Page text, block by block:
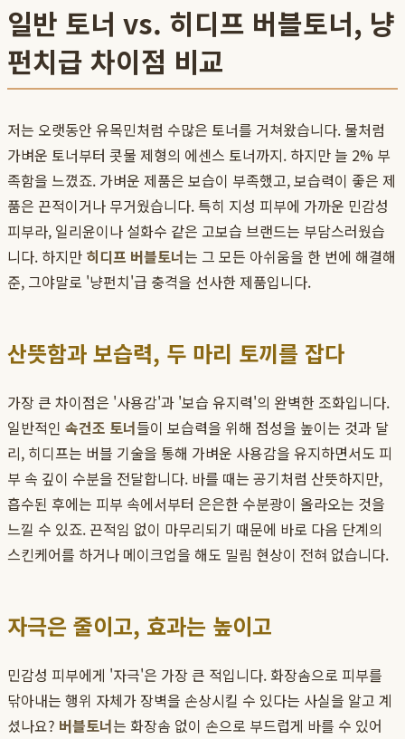
일반 토너 vs. 히디프 버블토너, 냥
펀치급 차이점 비교
저는 오랫동안 유목민처럼 수많은 토너를 거쳐왔습니다. 물처럼
가벼운 토너부터 콧물 제형의 에센스 토너까지. 하지만 늘 2% 부
족함을 느꼈죠. 가벼운 제품은 보습이 부족했고, 보습력이 좋은 제
품은 끈적이거나 무거웠습니다. 특히 지성 피부에 가까운 민감성
피부라, 일리윤이나 설화수 같은 고보습 브랜드는 부담스러웠습
니다. 하지만 히디프 버블토너는 그 모든 아쉬움을 한 번에 해결해
준, 그야말로 '냥펀치'급 충격을 선사한 제품입니다.
산뜻함과 보습력, 두 마리 토끼를 잡다
가장 큰 차이점은 '사용감'과 '보습 유지력'의 완벽한 조화입니다.
일반적인 속건조 토너들이 보습력을 위해 점성을 높이는 것과 달
리, 히디프는 버블 기술을 통해 가벼운 사용감을 유지하면서도 피
부 속 깊이 수분을 전달합니다. 바를 때는 공기처럼 산뜻하지만,
흡수된 후에는 피부 속에서부터 은은한 수분광이 올라오는 것을
느낄 수 있죠. 끈적임 없이 마무리되기 때문에 바로 다음 단계의
스킨케어를 하거나 메이크업을 해도 밀림 현상이 전혀 없습니다.
자극은 줄이고, 효과는 높이고
민감성 피부에게 '자극'은 가장 큰 적입니다. 화장솜으로 피부를
닦아내는 행위 자체가 장벽을 손상시킬 수 있다는 사실을 알고 계
셨나요? 버블토너는 화장솜 없이 손으로 부드럽게 바를 수 있어